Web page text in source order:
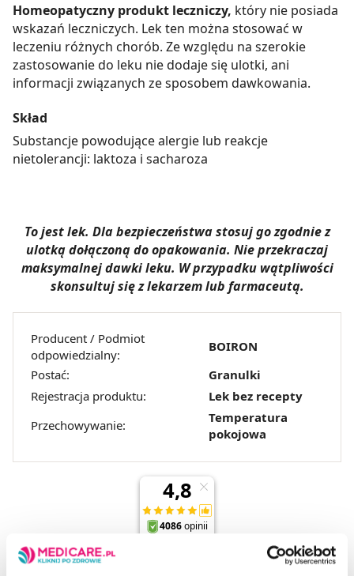
Homeopatyczny produkt leczniczy, który nie posiada
wskazań leczniczych. Lek ten można stosować w
leczeniu różnych chorób. Ze względu na szerokie
zastosowanie do leku nie dodaje się ulotki, ani
informacji związanych ze sposobem dawkowania.
Skład
Substancje powodujące alergie lub reakcje
nietolerancji: laktoza i sacharoza
To jest lek. Dla bezpieczeństwa stosuj go zgodnie z
ulotką dołączoną do opakowania. Nie przekraczaj
maksymalnej dawki leku. W przypadku wątpliwości
skonsultuj się z lekarzem lub farmaceutą.
Producent / Podmiot
odpowiedzialny:
BOIRON
Postać:
Granulki
Rejestracja produktu:
Lek bez recepty
Przechowywanie:
Temperatura
pokojowa